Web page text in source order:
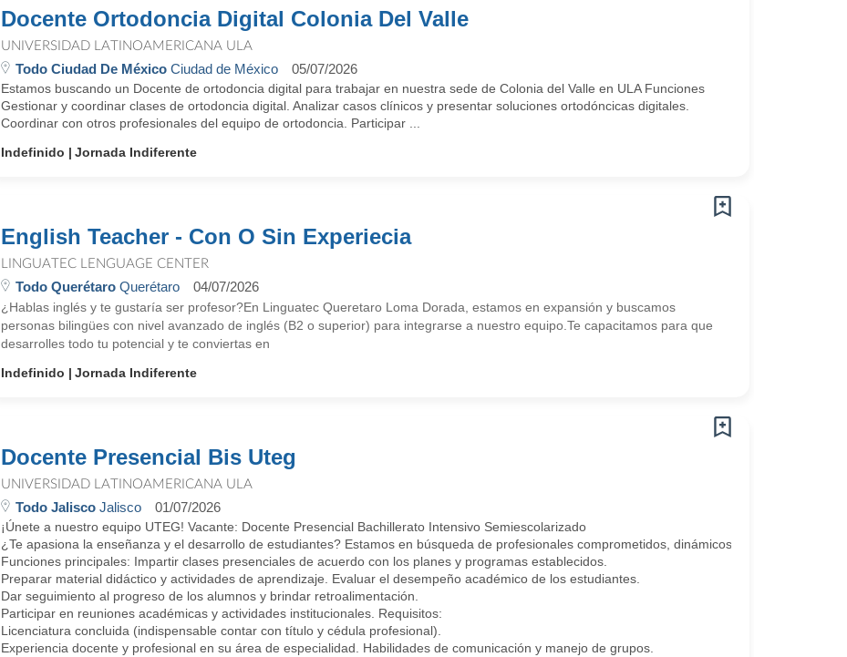
Docente Ortodoncia Digital Colonia Del Valle
UNIVERSIDAD LATINOAMERICANA ULA
Todo Ciudad De MéxicoCiudad de México 05/07/2026
Estamos buscando un Docente de ortodoncia digital para trabajar en nuestra sede de Colonia del Valle en ULA Funciones
Gestionar y coordinar clases de ortodoncia digital. Analizar casos clínicos y presentar soluciones ortodóncicas digitales.
Coordinar con otros profesionales del equipo de ortodoncia. Participar ...
Indefinido
Jornada Indiferente
English Teacher - Con O Sin Experiecia
LINGUATEC LENGUAGE CENTER
Todo QuerétaroQuerétaro 04/07/2026
¿Hablas inglés y te gustaría ser profesor?En Linguatec Queretaro Loma Dorada, estamos en expansión y buscamos
personas bilingües con nivel avanzado de inglés (B2 o superior) para integrarse a nuestro equipo.Te capacitamos para que
desarrolles todo tu potencial y te conviertas en
Indefinido
Jornada Indiferente
Docente Presencial Bis Uteg
UNIVERSIDAD LATINOAMERICANA ULA
Todo JaliscoJalisco 01/07/2026
¡Únete a nuestro equipo UTEG! Vacante: Docente Presencial Bachillerato Intensivo Semiescolarizado
¿Te apasiona la enseñanza y el desarrollo de estudiantes? Estamos en búsqueda de profesionales comprometidos, dinámicos y con vocación
Funciones principales: Impartir clases presenciales de acuerdo con los planes y programas establecidos.
Preparar material didáctico y actividades de aprendizaje. Evaluar el desempeño académico de los estudiantes.
Dar seguimiento al progreso de los alumnos y brindar retroalimentación.
Participar en reuniones académicas y actividades institucionales. Requisitos:
Licenciatura concluida (indispensable contar con título y cédula profesional).
Experiencia docente y profesional en su área de especialidad. Habilidades de comunicación y manejo de grupos.